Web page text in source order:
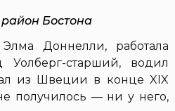
Бостона
Доннелли, работала
старший, водил
из Швеции в конце XIX
получилось — ни у него,